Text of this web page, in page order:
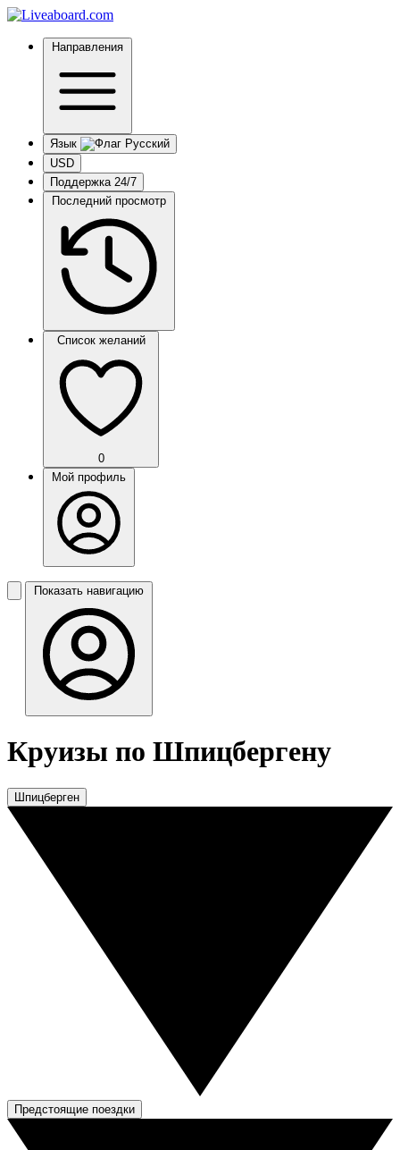
Направления
Язык
USD
Поддержка 24/7
Последний просмотр
Список желаний
0
Мой профиль
Показать навигацию
Круизы по Шпицбергену
Шпицберген
Предстоящие поездки